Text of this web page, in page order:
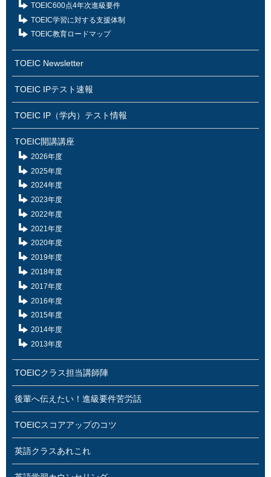
TOEIC600点4年次進級要件
TOEIC学習に対する支援体制
TOEIC教育ロードマップ
TOEIC Newsletter
TOEIC IPテスト速報
TOEIC IP（学内）テスト情報
TOEIC開講講座
2026年度
2025年度
2024年度
2023年度
2022年度
2021年度
2020年度
2019年度
2018年度
2017年度
2016年度
2015年度
2014年度
2013年度
TOEICクラス担当講師陣
後輩へ伝えたい！進級要件苦労話
TOEICスコアアップのコツ
英語クラスあれこれ